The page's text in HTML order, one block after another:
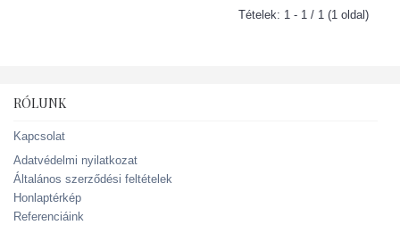
Tételek: 1 - 1 / 1 (1 oldal)
RÓLUNK
Kapcsolat
Adatvédelmi nyilatkozat
Általános szerződési feltételek
Honlaptérkép
Referenciáink